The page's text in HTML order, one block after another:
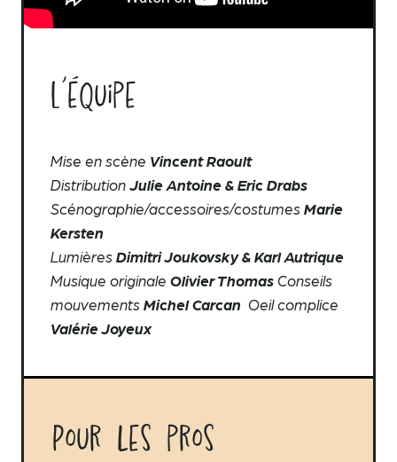
L’équipe
Mise en scène ​ Vincent Raoult
Distribution ​Julie Antoine & Eric Drabs
Scénographie/accessoires/costumes​ Marie
Kersten
Lumières​ Dimitri Joukovsky & Karl Autrique
Musique originale Olivier Thomas Conseils
mouvements Michel Carcan Oeil complice​
Valérie Joyeux
Pour les pros